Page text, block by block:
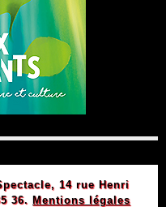
14 rue Henri
36. Mentions légales